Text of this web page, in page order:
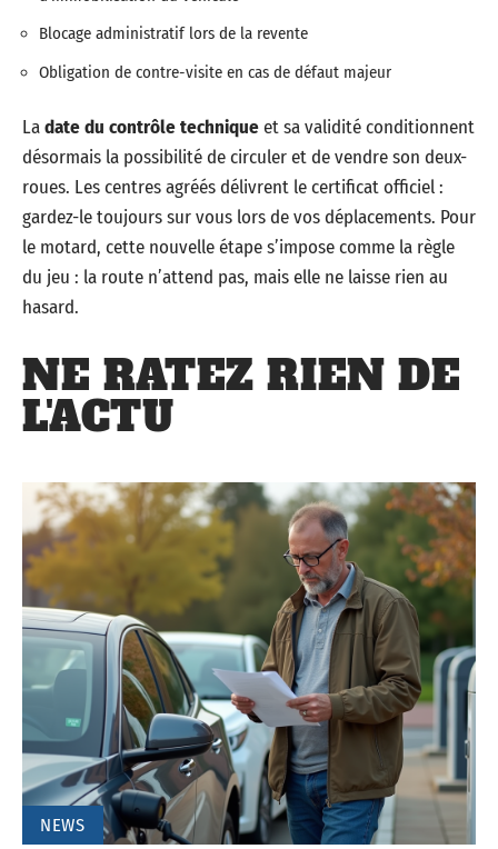
Blocage administratif lors de la revente
Obligation de contre-visite en cas de défaut majeur
Ladate du contrôle techniqueet sa validité conditionnent
désormais la possibilité de circuler et de vendre son deux-
roues. Les centres agréés délivrent le certificat officiel :
gardez-le toujours sur vous lors de vos déplacements. Pour
le motard, cette nouvelle étape s’impose comme la règle
du jeu : la route n’attend pas, mais elle ne laisse rien au
hasard.
NE RATEZ RIEN DE
L'ACTU
NEWS